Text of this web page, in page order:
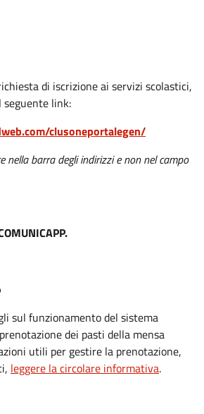
di iscrizione ai servizi scolastici,
seguente link:
clusoneportalegen/
nella barra degli indirizzi e non nel campo
sul funzionamento del sistema
dei pasti della mensa
utili per gestire la prenotazione,
leggere la circolare informativa.